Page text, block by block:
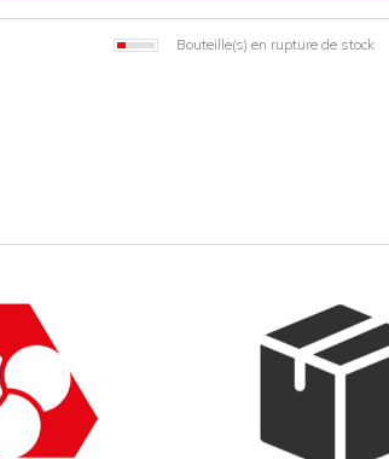
Bouteille(s) en rupture de stock